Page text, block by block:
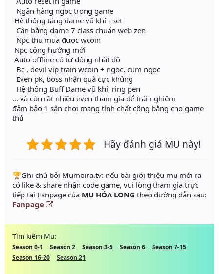
Ngân hàng ngọc trong game
Hệ thống tăng dame vũ khí - set
Cân bằng dame 7 class chuẩn web zen
Npc thu mua được wcoin
Npc cộng hưởng mới
Auto offline có tự động nhặt đồ
Bc , devil vip train wcoin + ngọc, cụm ngọc
Even pk, boss nhận quà cực khủng
Hệ thống Buff Dame vũ khí, ring pen
... và còn rất nhiều even tham gia để trải nghiệm
đảm bảo 1 sân chơi mang tính chất công bằng cho game
thủ
Hãy đánh giá MU này!
️🏆Ghi chú bởi Mumoira.tv: nếu bài giới thiệu mu mới ra
có like & share nhận code game, vui lòng tham gia trực
tiếp tại Fanpage của MU HỎA LONG theo đường dẫn sau:
Fanpage
Tìm kiếm Mu:
Season 0-1 Season 2 Season 3-5 Season 6
Season 7-15
Season 16-20
Season 21